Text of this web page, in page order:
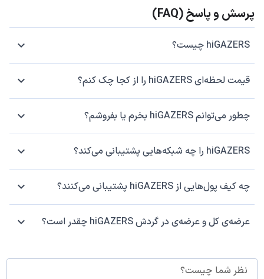
پرسش و پاسخ (FAQ)
hiGAZERS چیست؟
قیمت لحظه‌ای hiGAZERS را از کجا چک کنم؟
چطور می‌توانم hiGAZERS بخرم یا بفروشم؟
hiGAZERS را چه شبکه‌هایی پشتیبانی می‌کند؟
چه کیف پول‌هایی از hiGAZERS پشتیبانی می‌کنند؟
عرضه‌ی کل و عرضه‌ی در گردش hiGAZERS چقدر است؟
نظر شما چیست؟